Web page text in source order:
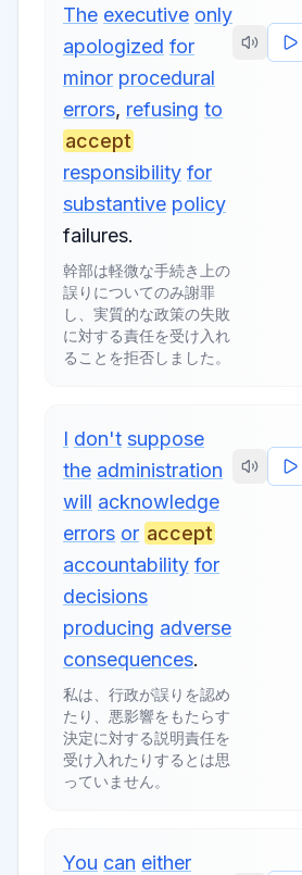
The executive only
apologized for
minor procedural
errors, refusing to
accept
responsibility for
substantive policy
failures.
幹部は軽微な手続き上の
誤りについてのみ謝罪
し、実質的な政策の失敗
に対する責任を受け入れ
ることを拒否しました。
I don't suppose
the administration
will acknowledge
errors or accept
accountability for
decisions
producing adverse
consequences.
私は、行政が誤りを認め
たり、悪影響をもたらす
決定に対する説明責任を
受け入れたりするとは思
っていません。
You can either